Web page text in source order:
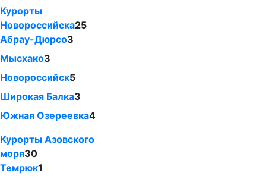
Курорты
Новороссийска25
Абрау-Дюрсо3
Мысхако3
Новороссийск5
Широкая Балка3
Южная Озереевка4
Курорты Азовского
моря30
Темрюк1